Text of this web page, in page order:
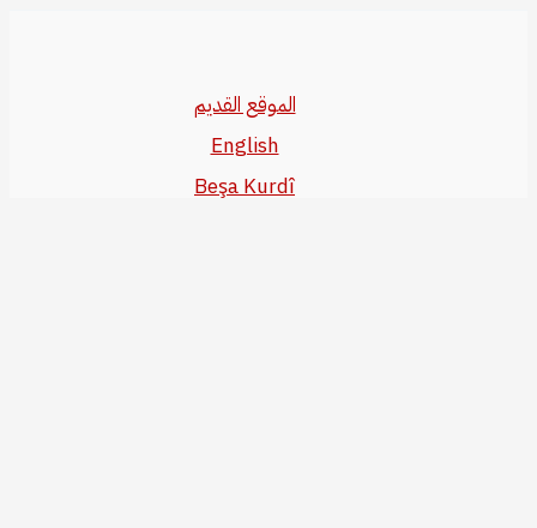
الموقع القديم
English
Beşa Kurdî